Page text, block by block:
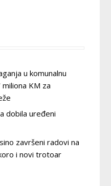
u komunalnu
KM za
dobila uređeni
završeni radovi na
i novi trotoar